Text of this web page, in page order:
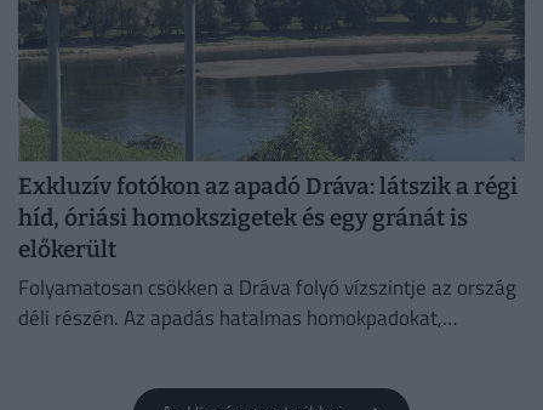
Exkluzív fotókon az apadó Dráva: látszik a régi
híd, óriási homokszigetek és egy gránát is
előkerült
Folyamatosan csökken a Dráva folyó vízszintje az ország
déli részén. Az apadás hatalmas homokpadokat,